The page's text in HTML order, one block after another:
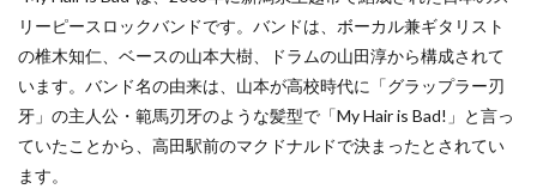
リーピースロックバンドです。バンドは、ボーカル兼ギタリスト
の椎木知仁、ベースの山本大樹、ドラムの山田淳から構成されて
います。バンド名の由来は、山本が高校時代に「グラップラー刃
牙」の主人公・範馬刃牙のような髪型で「My Hair is Bad!」と言っ
ていたことから、高田駅前のマクドナルドで決まったとされてい
ます​​。